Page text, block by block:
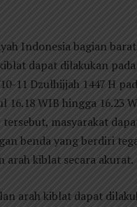
Indonesia bagian
dapat dilakukan
11 Dzulhijjah 1447 H
16.18 WIB hingga 16.23
masyarakat
benda yang berdiri
arah kiblat secara akurat.
arah kiblat dapat